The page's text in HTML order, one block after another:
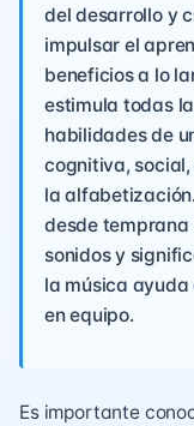
del desarrollo y
impulsar el
beneficios a lo
estimula todas
habilidades de
cognitiva,
la
desde
sonidos y
la música
en equipo.
Es importante